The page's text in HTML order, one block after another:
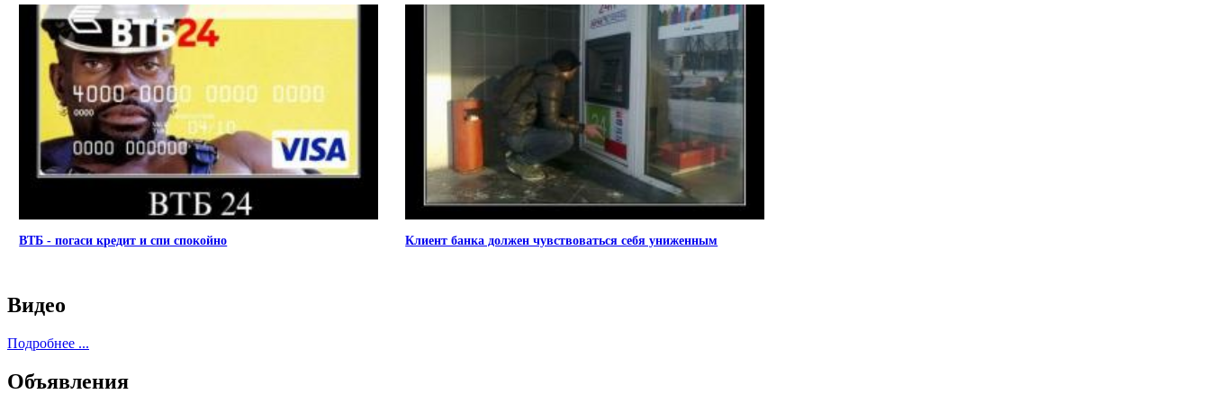
ВТБ - погаси кредит и спи спокойно Клиент банка должен чувствоваться себя униженным
Видео
Подробнее ...
Объявления